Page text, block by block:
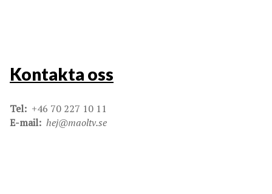
Kontakta oss
Tel: +46 70 227 10 11
E-mail: hej@maoltv.se